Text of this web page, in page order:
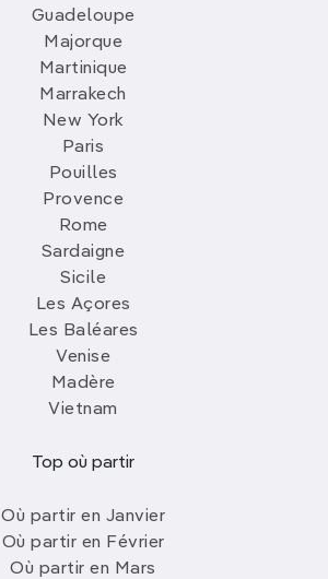
Guadeloupe
Majorque
Martinique
Marrakech
New York
Paris
Pouilles
Provence
Rome
Sardaigne
Sicile
Les Açores
Les Baléares
Venise
Madère
Vietnam
Top où partir
Où partir en Janvier
Où partir en Février
Où partir en Mars